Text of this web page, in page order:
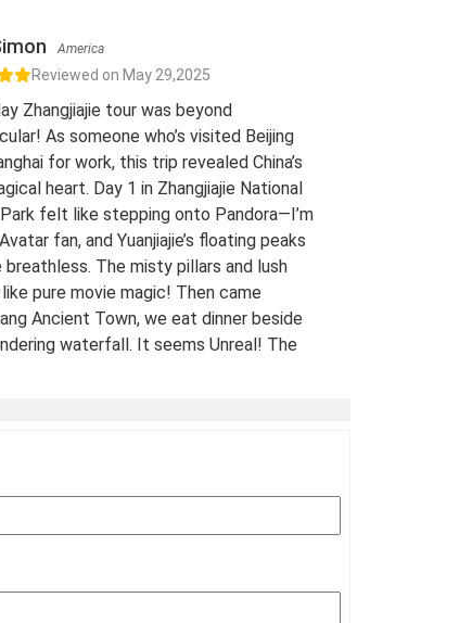
America
Reviewed on May 29,2025
Zhangjiajie tour was beyond
As someone who’s visited Beijing
for work, this trip revealed China’s
heart. Day 1 in Zhangjiajie National
felt like stepping onto Pandora—I’m
fan, and Yuanjiajie’s floating peaks
The misty pillars and lush
pure movie magic! Then came
Ancient Town, we eat dinner beside
waterfall. It seems Unreal! The
Experience:May 08,2025